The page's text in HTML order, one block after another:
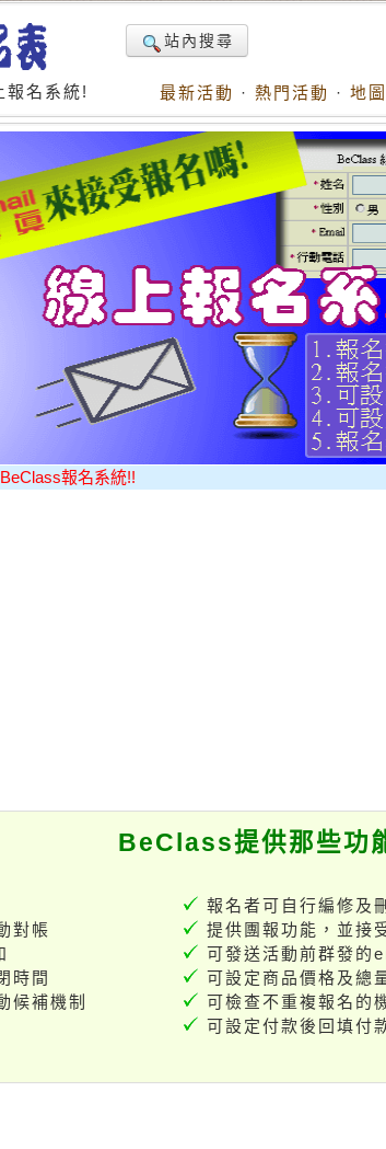
報名系統!
站內搜尋
最新活動 · 熱門活動 · 地
報名系統!!
BeClass提供那些功
對帳
時間
候補機制
報名者可自行編修及
提供團報功能，並接
可發送活動前群發的
可設定商品價格及總
可檢查不重複報名的
可設定付款後回填付